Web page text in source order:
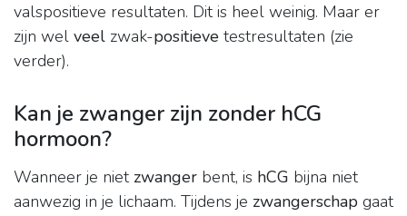
valspositieve resultaten. Dit is heel weinig. Maar er
zijn wel veel zwak-positieve testresultaten (zie
verder).
Kan je zwanger zijn zonder hCG
hormoon?
Wanneer je niet zwanger bent, is hCG bijna niet
aanwezig in je lichaam. Tijdens je zwangerschap gaat